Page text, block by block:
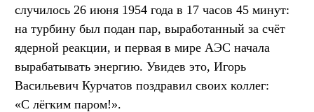
случилось 26 июня 1954 года в 17 часов 45 минут:
на турбину был подан пар, выработанный за счёт
ядерной реакции, и первая в мире АЭС начала
вырабатывать энергию. Увидев это, Игорь
Васильевич Курчатов поздравил своих коллег:
«С лёгким паром!».